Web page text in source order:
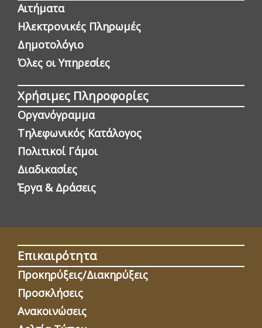
Αιτήματα
Ηλεκτρονικές Πληρωμές
Δημοτολόγιο
Όλες οι Yπηρεσίες
Χρήσιμες Πληροφορίες
Οργανόγραμμα
Τηλεφωνικός Κατάλογος
Πολιτικοί Γάμοι
Διαδικασίες
Έργα & Δράσεις
Επικαιρότητα
Προκηρύξεις/Διακηρύξεις
Προσκλήσεις
Ανακοινώσεις